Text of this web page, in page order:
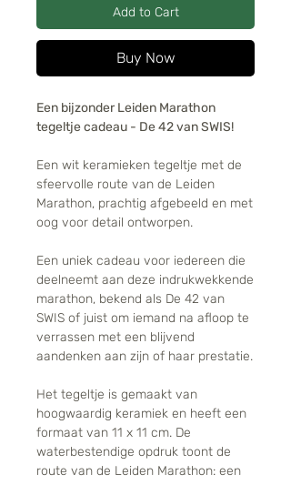
Add to Cart
Buy Now
Een bijzonder Leiden Marathon
tegeltje cadeau - De 42 van SWIS!
Een wit keramieken tegeltje met de
sfeervolle route van de Leiden
Marathon, prachtig afgebeeld en met
oog voor detail ontworpen.
Een uniek cadeau voor iedereen die
deelneemt aan deze indrukwekkende
marathon, bekend als De 42 van
SWIS of juist om iemand na afloop te
verrassen met een blijvend
aandenken aan zijn of haar prestatie.
Het tegeltje is gemaakt van
hoogwaardig keramiek en heeft een
formaat van 11 x 11 cm. De
waterbestendige opdruk toont de
route van de Leiden Marathon: een